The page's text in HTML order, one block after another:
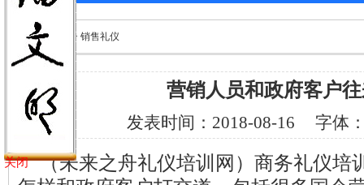
位置：首页 > > 销售礼仪
营销人员和政府客户
发表时间： 2018-08-16 字体
（未来之舟礼仪培训网）商务礼仪培
关闭